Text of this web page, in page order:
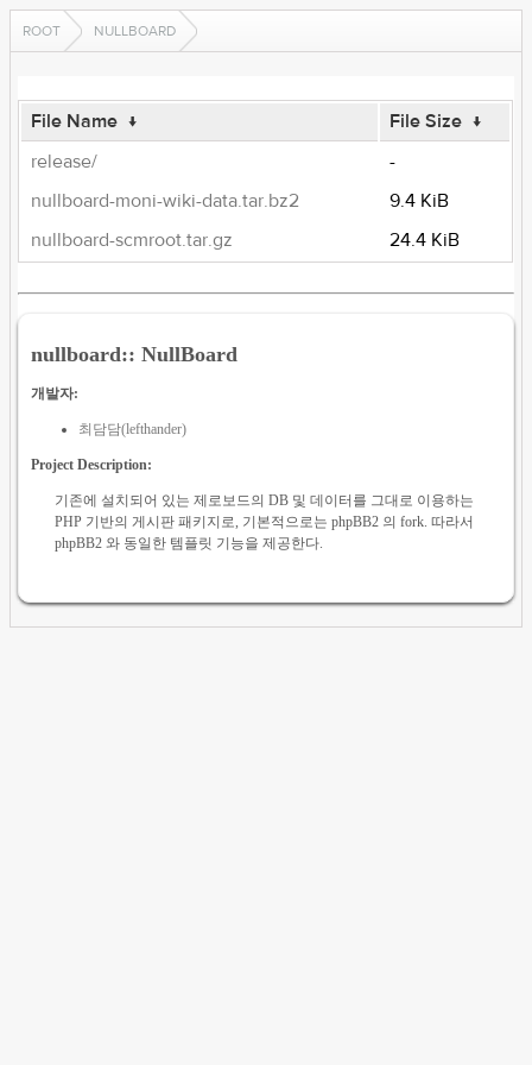
ROOT NULLBOARD
File Name ↓ File Size ↓
release/
-
nullboard-moni-wiki-data.tar.bz2
9.4 KiB
nullboard-scmroot.tar.gz
24.4 KiB
nullboard:: NullBoard
개발자:
최담담(lefthander)
Project Description:
기존에 설치되어 있는 제로보드의 DB 및 데이터를 그대로 이용하는
PHP 기반의 게시판 패키지로, 기본적으로는 phpBB2 의 fork. 따라서
phpBB2 와 동일한 템플릿 기능을 제공한다.